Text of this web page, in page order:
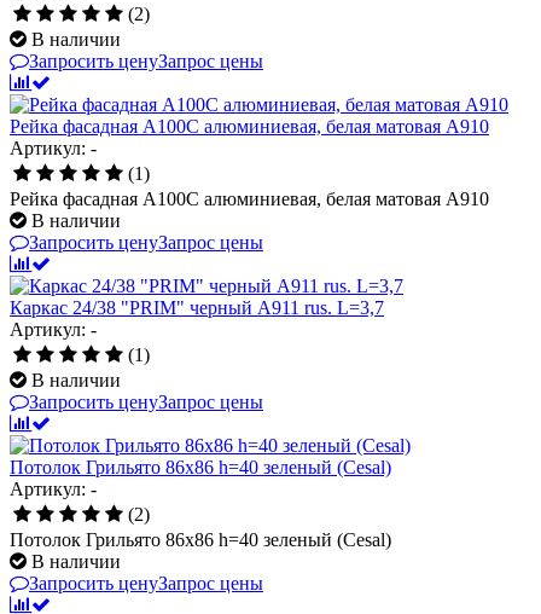
(2)
В наличии
Запросить ценуЗапрос цены
Рейка фасадная А100С алюминиевая, белая матовая A910
Артикул: -
(1)
Рейка фасадная А100С алюминиевая, белая матовая A910
В наличии
Запросить ценуЗапрос цены
Каркас 24/38 "PRIM" черный А911 rus. L=3,7
Артикул: -
(1)
В наличии
Запросить ценуЗапрос цены
Потолок Грильято 86x86 h=40 зеленый (Cesal)
Артикул: -
(2)
Потолок Грильято 86x86 h=40 зеленый (Cesal)
В наличии
Запросить ценуЗапрос цены